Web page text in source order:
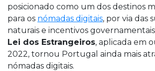
posicionado como um dos destinos
para os nómadas digitais, por via das
naturais e incentivos
Lei dos Estrangeiros, aplicada em
2022, tornou Portugal ainda mais
nómadas digitais.